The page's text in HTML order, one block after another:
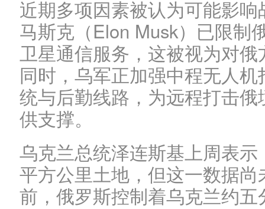
近期多项因素被认为可能影
马斯克（Elon Musk）已限制
卫星通信服务，这被视为对
同时，乌军正加强中程无人
统与后勤线路，为远程打击
供支撑。
乌克兰总统泽连斯基上周表
平方公里土地，但这一数据
前，俄罗斯控制着乌克兰约